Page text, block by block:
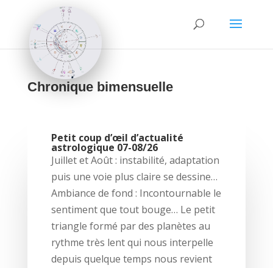
Chronique bimensuelle
Petit coup d’œil d’actualité
astrologique 07-08/26
Juillet et Août : instabilité, adaptation
puis une voie plus claire se dessine…
Ambiance de fond : Incontournable le
sentiment que tout bouge… Le petit
triangle formé par des planètes au
rythme très lent qui nous interpelle
depuis quelque temps nous revient